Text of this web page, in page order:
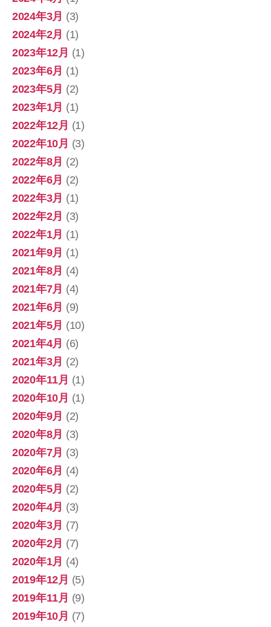
2024年3月 (3)
2024年2月 (1)
2023年12月 (1)
2023年6月 (1)
2023年5月 (2)
2023年1月 (1)
2022年12月 (1)
2022年10月 (3)
2022年8月 (2)
2022年6月 (2)
2022年3月 (1)
2022年2月 (3)
2022年1月 (1)
2021年9月 (1)
2021年8月 (4)
2021年7月 (4)
2021年6月 (9)
2021年5月 (10)
2021年4月 (6)
2021年3月 (2)
2020年11月 (1)
2020年10月 (1)
2020年9月 (2)
2020年8月 (3)
2020年7月 (3)
2020年6月 (4)
2020年5月 (2)
2020年4月 (3)
2020年3月 (7)
2020年2月 (7)
2020年1月 (4)
2019年12月 (5)
2019年11月 (9)
2019年10月 (7)